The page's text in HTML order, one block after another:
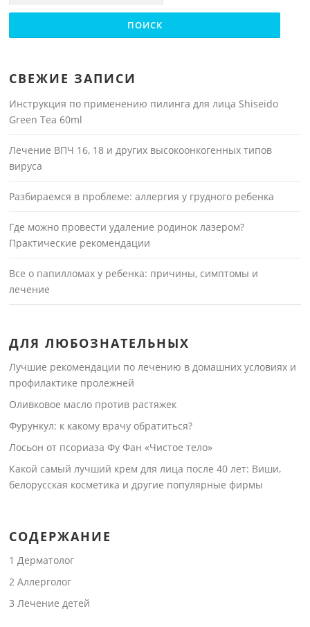
СВЕЖИЕ ЗАПИСИ
Инструкция по применению пилинга для лица Shiseido
Green Tea 60ml
Лечение ВПЧ 16, 18 и других высокоонкогенных типов
вируса
Разбираемся в проблеме: аллергия у грудного ребенка
Где можно провести удаление родинок лазером?
Практические рекомендации
Все о папилломах у ребенка: причины, симптомы и
лечение
ДЛЯ ЛЮБОЗНАТЕЛЬНЫХ
Лучшие рекомендации по лечению в домашних условиях и
профилактике пролежней
Оливковое масло против растяжек
Фурункул: к какому врачу обратиться?
Лосьон от псориаза Фу Фан «Чистое тело»
Какой самый лучший крем для лица после 40 лет: Виши,
белорусская косметика и другие популярные фирмы
СОДЕРЖАНИЕ
1 Дерматолог
2 Аллерголог
3 Лечение детей